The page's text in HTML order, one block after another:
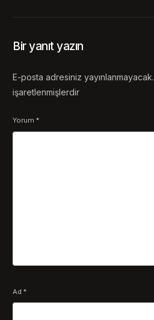
Bir yanıt yazın
E-posta adresiniz yayınlanmayacak.
işaretlenmişlerdir
Yorum*
Ad*